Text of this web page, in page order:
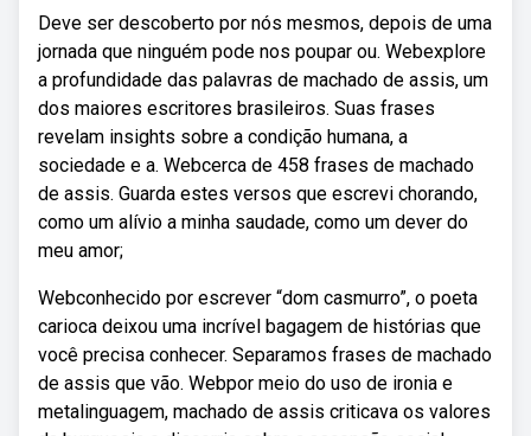
Deve ser descoberto por nós mesmos, depois de uma
jornada que ninguém pode nos poupar ou. Webexplore
a profundidade das palavras de machado de assis, um
dos maiores escritores brasileiros. Suas frases
revelam insights sobre a condição humana, a
sociedade e a. Webcerca de 458 frases de machado
de assis. Guarda estes versos que escrevi chorando,
como um alívio a minha saudade, como um dever do
meu amor;
Webconhecido por escrever “dom casmurro”, o poeta
carioca deixou uma incrível bagagem de histórias que
você precisa conhecer. Separamos frases de machado
de assis que vão. Webpor meio do uso de ironia e
metalinguagem, machado de assis criticava os valores